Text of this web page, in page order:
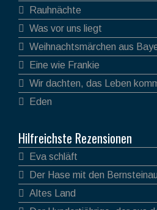
Rauhnächte
Was vor uns liegt
Weihnachtsmärchen aus
Eine wie Frankie
Wir dachten, das Leben
Eden
Hilfreichste Rezensionen
Eva schläft
Der Hase mit den
Altes Land